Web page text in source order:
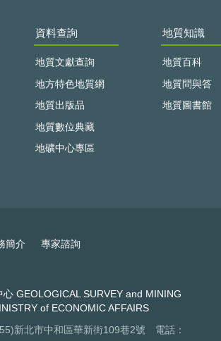
資料查詢
地質文獻查詢
地方特色地質網
地質出版品
地質數位典藏
地礦中心專區
地質知識
地質百科
地質問與答
地質圖書館
簡介 專家諮詢
GEOLOGICAL SURVEY and MINING
of ECONOMIC AFFAIRS
新北市中和區華新街109巷2號 電話：